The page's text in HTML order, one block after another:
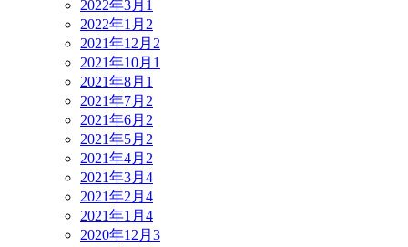
2022年3月 1
2022年1月 2
2021年12月 2
2021年10月 1
2021年8月 1
2021年7月 2
2021年6月 2
2021年5月 2
2021年4月 2
2021年3月 4
2021年2月 4
2021年1月 4
2020年12月 3